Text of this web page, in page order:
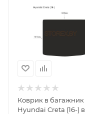
Коврик в багажник
Hyundai Creta (16-)